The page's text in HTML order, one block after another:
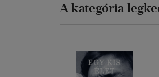
A kategória